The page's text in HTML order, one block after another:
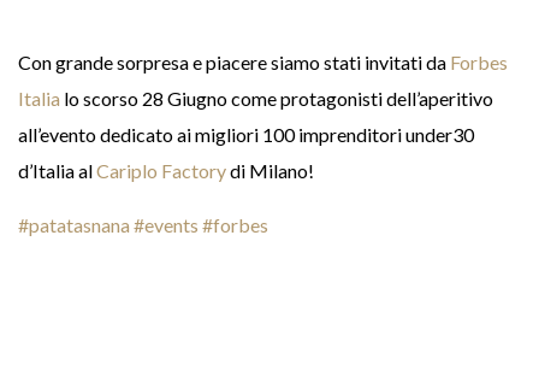
Con grande sorpresa e piacere siamo stati invitati da Forbes
Italia lo scorso 28 Giugno come protagonisti dell’aperitivo
all’evento dedicato ai migliori 100 imprenditori under30
d’Italia alCariplo Factorydi Milano!
#patatasnana #events #forbes